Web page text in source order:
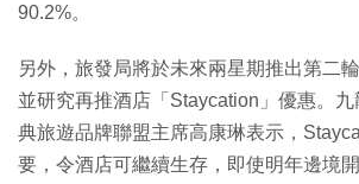
90.2%。
另外，旅發局將於未來兩星期推出第二
並研究再推酒店「Staycation」優惠。
典旅遊品牌聯盟主席高康琳表示，
要，令酒店可繼續生存，即使明年邊境